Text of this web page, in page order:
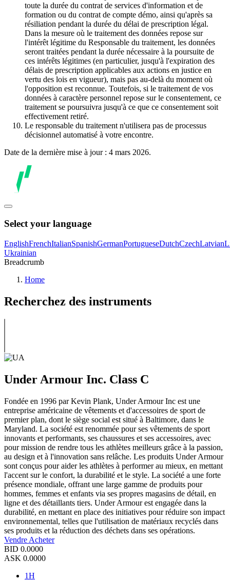
toute la durée du contrat de services d'information et de
formation ou du contrat de compte démo, ainsi qu'après sa
résiliation pendant la durée du délai de prescription légal.
Dans la mesure où le traitement des données repose sur
l'intérêt légitime du Responsable du traitement, les données
seront traitées pendant la durée nécessaire à la poursuite de
ces intérêts légitimes (en particulier, jusqu'à l'expiration des
délais de prescription applicables aux actions en justice en
vertu des lois en vigueur), mais pas au-delà du moment où
l'opposition est reconnue. Toutefois, si le traitement de vos
données à caractère personnel repose sur le consentement, ce
traitement se poursuivra jusqu'à ce que ce consentement soit
effectivement retiré.
Le responsable du traitement n'utilisera pas de processus
décisionnel automatisé à votre encontre.
Date de la dernière mise à jour : 4 mars 2026.
Select your language
EnglishFrenchItalianSpanishGermanPortugueseDutchCzechLatvian
Ukrainian
Breadcrumb
Home
Recherchez des instruments
Under Armour Inc. Class C
Fondée en 1996 par Kevin Plank, Under Armour Inc est une
entreprise américaine de vêtements et d'accessoires de sport de
premier plan, dont le siège social est situé à Baltimore, dans le
Maryland. La société est renommée pour ses vêtements de sport
innovants et performants, ses chaussures et ses accessoires, avec
pour mission de rendre tous les athlètes meilleurs grâce à la passion,
au design et à l'innovation sans relâche. Les produits Under Armour
sont conçus pour aider les athlètes à performer au mieux, en mettant
l'accent sur le confort, la durabilité et le style. La société a une forte
présence mondiale, offrant une large gamme de produits pour
hommes, femmes et enfants via ses propres magasins de détail, en
ligne et des détaillants tiers. Under Armour est engagée dans la
durabilité, en mettant en place des initiatives pour réduire son impact
environnemental, telles que l'utilisation de matériaux recyclés dans
ses produits et la réduction des déchets dans ses opérations.
Vendre Acheter
BID 0.0000
ASK 0.0000
1H